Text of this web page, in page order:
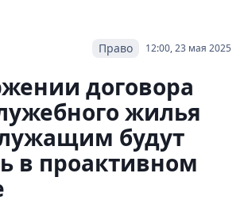
12:00, 23 мая 2025
Право
договора
жилья
будут
в проактивном